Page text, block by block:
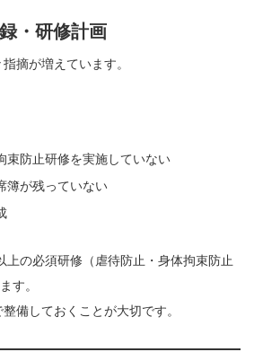
・研修計画
摘が増えています。
束防止研修を実施していない
簿が残っていない
上の必須研修（虐待防止・身体拘束防止
す。
備しておくことが大切です。